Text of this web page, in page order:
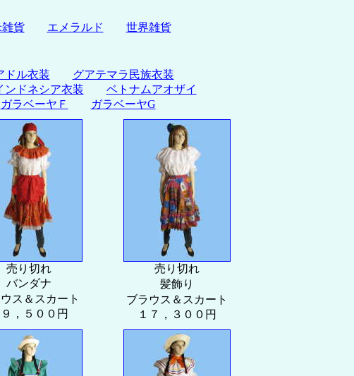
貨 エメラルド 世界雑貨
ドル衣装
グアテマラ民族衣装
ンドネシア衣装
ベトナムアオザイ
ガラベーヤＦ ガラベーヤG
売り切れ
バンダナ
ス＆スカート
９，５００円
売り切れ
髪飾り
ブラウス＆スカート
１７，３００円